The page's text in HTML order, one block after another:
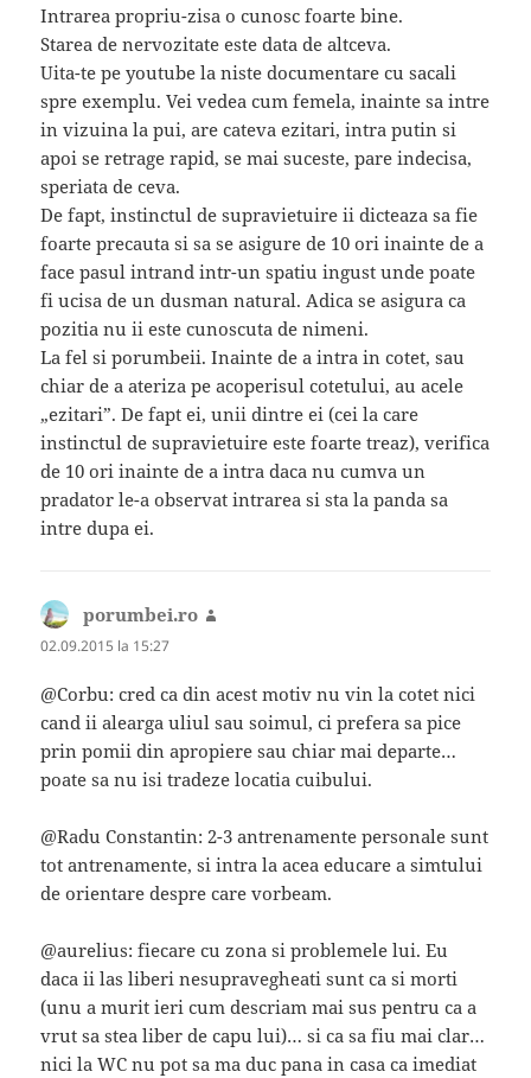
Intrarea propriu-zisa o cunosc foarte bine.
Starea de nervozitate este data de altceva.
Uita-te pe youtube la niste documentare cu sacali
spre exemplu. Vei vedea cum femela, inainte sa intre
in vizuina la pui, are cateva ezitari, intra putin si
apoi se retrage rapid, se mai suceste, pare indecisa,
speriata de ceva.
De fapt, instinctul de supravietuire ii dicteaza sa fie
foarte precauta si sa se asigure de 10 ori inainte de a
face pasul intrand intr-un spatiu ingust unde poate
fi ucisa de un dusman natural. Adica se asigura ca
pozitia nu ii este cunoscuta de nimeni.
La fel si porumbeii. Inainte de a intra in cotet, sau
chiar de a ateriza pe acoperisul cotetului, au acele
„ezitari”. De fapt ei, unii dintre ei (cei la care
instinctul de supravietuire este foarte treaz), verifica
de 10 ori inainte de a intra daca nu cumva un
pradator le-a observat intrarea si sta la panda sa
intre dupa ei.
porumbei.ro
02.09.2015 la 15:27
@Corbu: cred ca din acest motiv nu vin la cotet nici
cand ii alearga uliul sau soimul, ci prefera sa pice
prin pomii din apropiere sau chiar mai departe…
poate sa nu isi tradeze locatia cuibului.
@Radu Constantin: 2-3 antrenamente personale sunt
tot antrenamente, si intra la acea educare a simtului
de orientare despre care vorbeam.
@aurelius: fiecare cu zona si problemele lui. Eu
daca ii las liberi nesupravegheati sunt ca si morti
(unu a murit ieri cum descriam mai sus pentru ca a
vrut sa stea liber de capu lui)… si ca sa fiu mai clar…
nici la WC nu pot sa ma duc pana in casa ca imediat